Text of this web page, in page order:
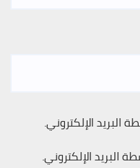
البريد الإلكتروني.
البريد الإلكتروني.